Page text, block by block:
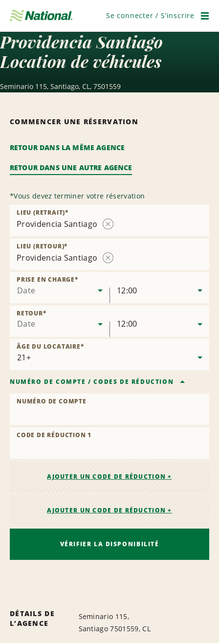
navigation
Se connecter / S’inscrire
Providencia Santiago
Location de véhicules
Seminario 115, Santiago, CL, 7501559
COMMENCER UNE RÉSERVATION
RETOUR DANS LA MÊME AGENCE
RETOUR DANS UNE AUTRE AGENCE
*Vous devez terminer votre réservation
Providencia Santiago
LIEU (RETRAIT)*
Providencia Santiago
LIEU (RETOUR)*
Date
PRISE EN CHARGE*
12:00
Date
RETOUR*
12:00
ÂGE DU LOCATAIRE*
NUMÉRO DE COMPTE /CODES DE RÉDUCTION
NUMÉRO DE COMPTE
CODE DE RÉDUCTION 1
AJOUTER UN CODE DE RÉDUCTION +
AJOUTER UN CODE DE RÉDUCTION +
VÉRIFIER LA DISPONIBILITÉ
DÉTAILS DE
L’AGENCE
Seminario 115,
Santiago 7501559, CL